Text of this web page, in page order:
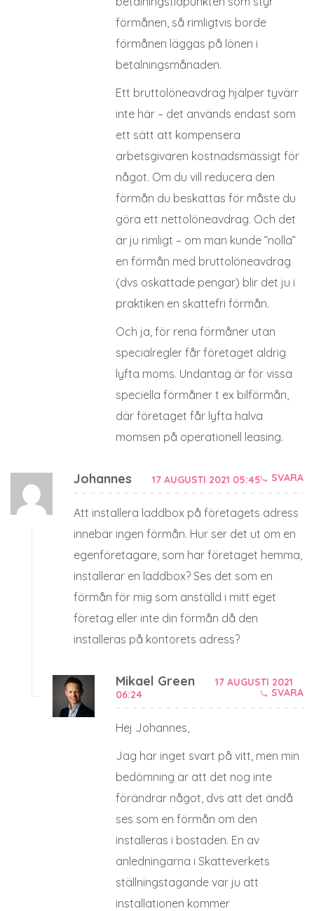
förmånen, så rimligtvis borde
förmånen läggas på lönen i
betalningsmånaden.
Ett bruttolöneavdrag hjälper tyvärr
inte här – det används endast som
ett sätt att kompensera
arbetsgivaren kostnadsmässigt för
något. Om du vill reducera den
förmån du beskattas för måste du
göra ett nettolöneavdrag. Och det
är ju rimligt – om man kunde ”nolla”
en förmån med bruttolöneavdrag
(dvs oskattade pengar) blir det ju i
praktiken en skattefri förmån.
Och ja, för rena förmåner utan
specialregler får företaget aldrig
lyfta moms. Undantag är för vissa
speciella förmåner t ex bilförmån,
där företaget får lyfta halva
momsen på operationell leasing.
Johannes 17 AUGUSTI 2021 05:45 SVARA
Att installera laddbox på företagets adress
innebär ingen förmån. Hur ser det ut om en
egenföretagare, som har företaget hemma,
installerar en laddbox? Ses det som en
förmån för mig som anställd i mitt eget
företag eller inte din förmån då den
installeras på kontorets adress?
Mikael Green
17 AUGUSTI 2021
06:24
SVARA
Hej Johannes,
Jag har inget svart på vitt, men min
bedömning är att det nog inte
förändrar något, dvs att det ändå
ses som en förmån om den
installeras i bostaden. En av
anledningarna i Skatteverkets
ställningstagande var ju att
installationen kommer